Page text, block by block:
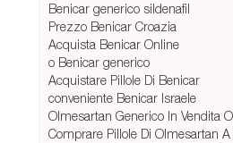
Benicar generico sildenafil
Prezzo Benicar Croazia
Acquista Benicar Online
o Benicar generico
Acquistare Pillole Di Benicar
conveniente Benicar Israele
Olmesartan Generico In Vendita
Comprare Pillole Di Olmesartan